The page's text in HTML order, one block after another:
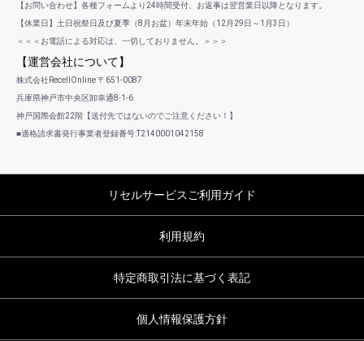
【お問い合わせ】各種フォームより24時間受付、お返事は翌営業日以降となります。
【休業日】土日祝祭日及び夏季（8月お盆）年末年始（12月29日～1月3日）
＜＜＜お電話による対応は、一切しておりません。＞＞＞
【運営会社について】
株式会社RecellOnline 〒651-0087
兵庫県神戸市中央区卸幸通8-1-6
神戸国際会館22階【送付先ではないのでご注意ください！】
■適格請求書発行事業者登録番号:T2140001042158
リセルサービスご利用ガイド
利用規約
特定商取引法に基づく表記
個人情報保護方針